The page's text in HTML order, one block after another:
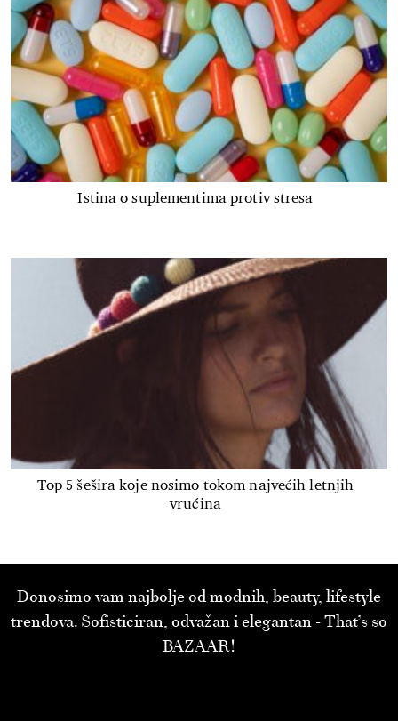
Istina o suplementima protiv stresa
Top 5 šešira koje nosimo tokom najvećih letnjih
vrućina
Donosimo vam najbolje od modnih, beauty, lifestyle
trendova. Sofisticiran, odvažan i elegantan - That’s so
BAZAAR!